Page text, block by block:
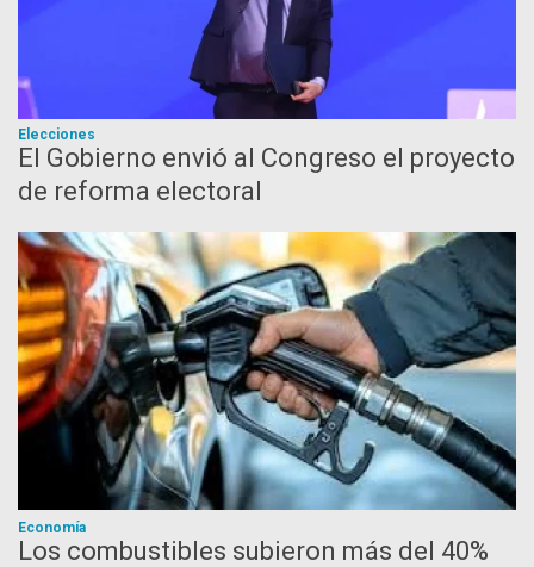
Elecciones
El Gobierno envió al Congreso el proyecto
de reforma electoral
Economía
Los combustibles subieron más del 40%